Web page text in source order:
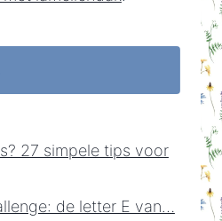
27 simpele tips voor
de letter E van…